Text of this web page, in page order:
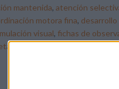
mantenida, atención
motora fina,
visual, fichas de